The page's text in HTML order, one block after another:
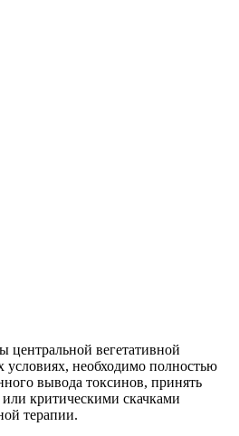
центральной вегетативной
необходимо полностью
вывода токсинов, принять
критическими скачками
терапии.